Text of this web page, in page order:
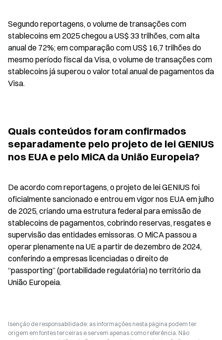
Segundo reportagens, o volume de transações com
stablecoins em 2025 chegou a US$ 33 trilhões, com alta
anual de 72%; em comparação com US$ 16,7 trilhões do
mesmo período fiscal da Visa, o volume de transações com
stablecoins já superou o valor total anual de pagamentos da
Visa.
Quais conteúdos foram confirmados
separadamente pelo projeto de lei GENIUS
nos EUA e pelo MiCA da União Europeia?
De acordo com reportagens, o projeto de lei GENIUS foi
oficialmente sancionado e entrou em vigor nos EUA em julho
de 2025, criando uma estrutura federal para emissão de
stablecoins de pagamentos, cobrindo reservas, resgates e
supervisão das entidades emissoras. O MiCA passou a
operar plenamente na UE a partir de dezembro de 2024,
conferindo a empresas licenciadas o direito de
“passporting” (portabilidade regulatória) no território da
União Europeia.
Isenção de responsabilidade: as informações nesta página podem ter
origem em fontes terceiras e servem apenas como referência. Não